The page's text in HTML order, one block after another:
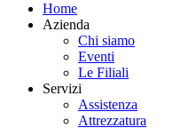
Home
Azienda
Chi siamo
Eventi
Le Filiali
Servizi
Assistenza
Attrezzatura